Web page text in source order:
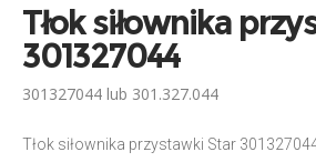
Tłok siłownika
301327044
301327044 lub 301.327.044
Tłok siłownika przystawki Star